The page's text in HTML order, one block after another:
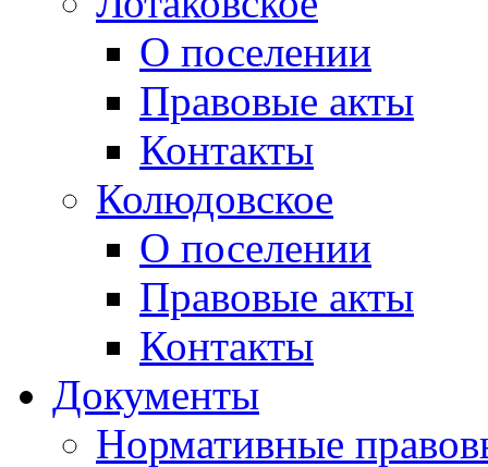
О поселении
Правовые акты
Контакты
Колюдовское
О поселении
Правовые акты
Контакты
Документы
Нормативные